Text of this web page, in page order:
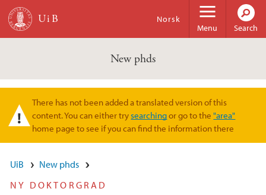
Skip to main content
Menu
Norsk
Search
New phds
Warning message
There has not been added a translated version of this
content. You can either trysearchingor go to the"area"
home page to see if you can find the information there
UiB
New phds
NY DOKTORGRAD